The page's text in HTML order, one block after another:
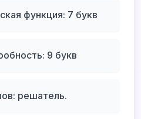
функция: 7 букв
9 букв
решатель.